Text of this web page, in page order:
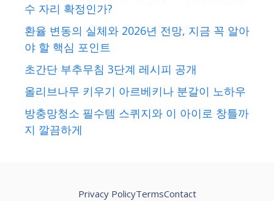
수 자리 확정인가?
환율 변동의 실체와 2026년 전망, 지금 꼭 알아
야 할 핵심 포인트
초간단 부추무침 3단계 레시피 공개
올리브나무 키우기 아르베키나 분갈이 노하우
방충망청소 필수템 스퀴지와 이 아이로 창틀까
지 깔끔하게
Privacy PolicyTermsContact